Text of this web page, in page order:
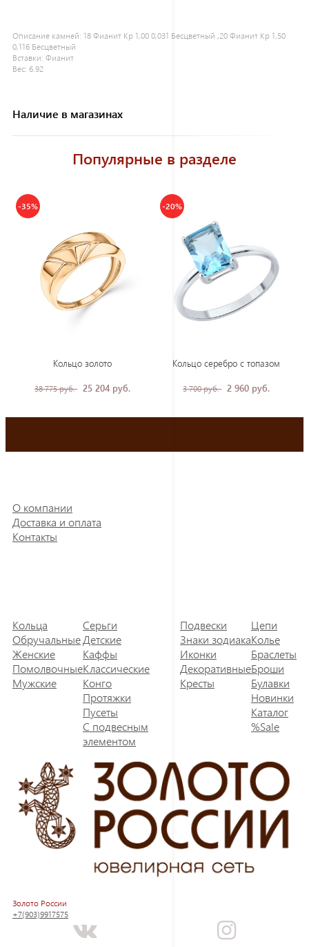
Описание камней: 18 Фианит Кр 1,00 0,031 Бесцветный ,20 Фианит Кр 1,50
0,116 Бесцветный
Вставки: Фианит
Вес: 6.92
Наличие в магазинах
Популярные в разделе
-35%
Кольцо золото
38 775 руб. 25 204 руб.
-20%
Кольцо серебро с топазом
3 700 руб. 2 960 руб.
О компании
Доставка и оплата
Контакты
Кольца
Обручальные
Женские
Помолвочные
Мужские
Серьги
Детские
Каффы
Классические
Конго
Протяжки
Пусеты
С подвесным
элементом
Подвески
Знаки зодиака
Иконки
Декоративные
Кресты
Цепи
Колье
Браслеты
Броши
Булавки
Новинки
Каталог
%Sale
Золото России
+7(903)9917575